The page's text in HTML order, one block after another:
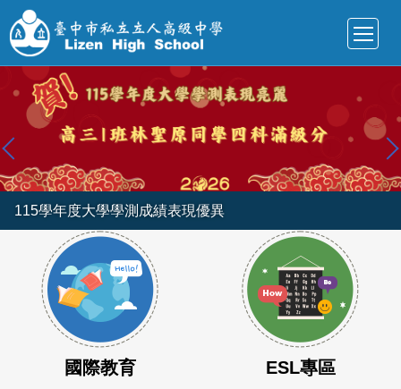
到
主
內
區
115學年度大學學測成績表現優異
國際教育 ESL專區